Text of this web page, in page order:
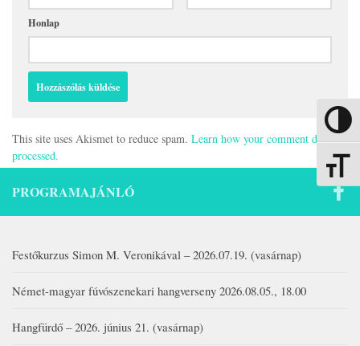
Nagy
Honlap
This site uses Akismet to reduce spam. Learn how your comment data is
processed.
PROGRAMAJÁNLÓ
Festőkurzus Simon M. Veronikával – 2026.07.19. (vasárnap)
Német-magyar fúvószenekari hangverseny 2026.08.05., 18.00
Hangfürdő – 2026. június 21. (vasárnap)